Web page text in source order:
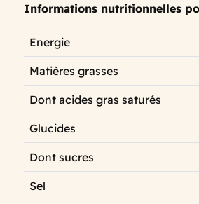
Informations nutritionnelles
Energie
Matières grasses
Dont acides gras saturés
Glucides
Dont sucres
Sel